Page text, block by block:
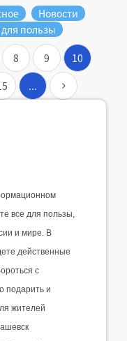
Новости
для пользы
8 9
10
...
все для пользы,
и мире. В
действенные
с
подарить и
жителей